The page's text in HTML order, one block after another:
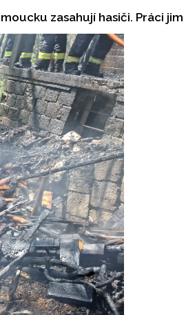
zasahují hasiči. Práci